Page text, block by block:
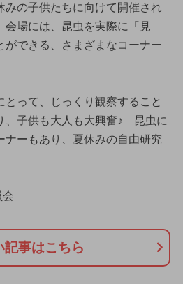
みの子供たちに向けて開催され
会場には、昆虫を実際に「見
ができる、さまざまなコーナー
とって、じっくり観察すること
、子供も大人も大興奮♪ 昆虫に
ナーもあり、夏休みの自由研究
会
記事はこちら